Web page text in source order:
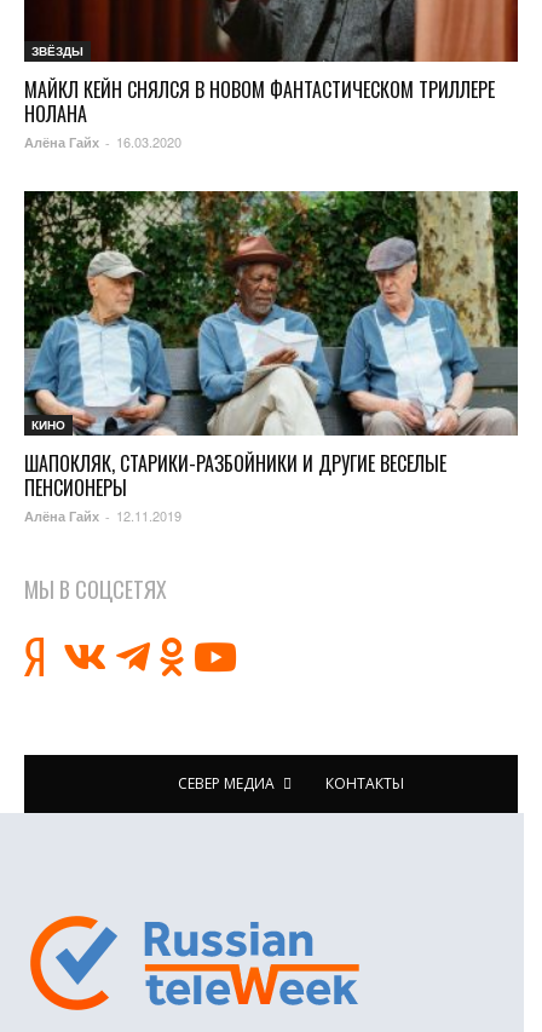
ЗВЁЗДЫ
МАЙКЛ КЕЙН СНЯЛСЯ В НОВОМ ФАНТАСТИЧЕСКОМ ТРИЛЛЕРЕ
НОЛАНА
Алёна Гайх - 16.03.2020
КИНО
ШАПОКЛЯК, СТАРИКИ-РАЗБОЙНИКИ И ДРУГИЕ ВЕСЕЛЫЕ
ПЕНСИОНЕРЫ
Алёна Гайх - 12.11.2019
МЫ В СОЦСЕТЯХ
СЕВЕР МЕДИА КОНТАКТЫ